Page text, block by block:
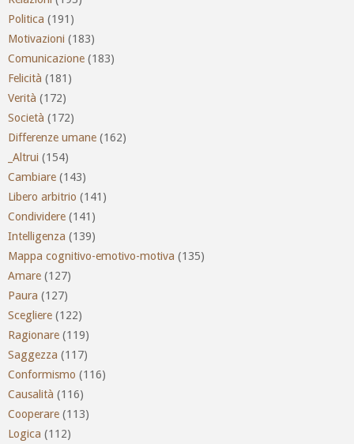
Politica (191)
Motivazioni (183)
Comunicazione (183)
Felicità (181)
Verità (172)
Società (172)
Differenze umane (162)
_Altrui (154)
Cambiare (143)
Libero arbitrio (141)
Condividere (141)
Intelligenza (139)
Mappa cognitivo-emotivo-motiva (135)
Amare (127)
Paura (127)
Scegliere (122)
Ragionare (119)
Saggezza (117)
Conformismo (116)
Causalità (116)
Cooperare (113)
Logica (112)